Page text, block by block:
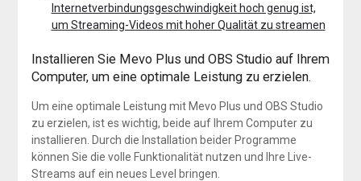
Internetverbindungsgeschwindigkeit hoch genug ist,
um Streaming-Videos mit hoher Qualität zu streamen
Installieren Sie Mevo Plus und OBS Studio auf Ihrem
Computer, um eine optimale Leistung zu erzielen.
Um eine optimale Leistung mit Mevo Plus und OBS Studio
zu erzielen, ist es wichtig, beide auf Ihrem Computer zu
installieren. Durch die Installation beider Programme
können Sie die volle Funktionalität nutzen und Ihre Live-
Streams auf ein neues Level bringen.